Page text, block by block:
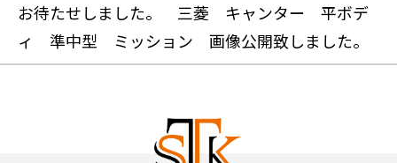
お待たせしました。 三菱 キャンター 平ボデ
ィ 準中型 ミッション 画像公開致しました。